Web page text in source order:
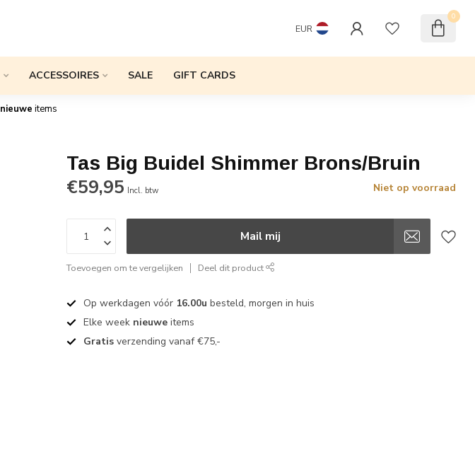
EUR
0
ACCESSOIRES SALE GIFT CARDS
nieuwe items
Tas Big Buidel Shimmer Brons/Bruin
€59,95 Incl. btw Niet op voorraad
Mail mij
Toevoegen om te vergelijken Deel dit product
Op werkdagen vóór 16.00u besteld, morgen in huis
Elke week nieuwe items
Gratis verzending vanaf €75,-